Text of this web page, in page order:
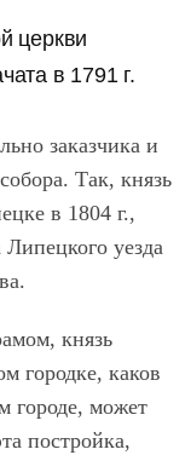
церкви
в 1791 г.
заказчика и
Так, князь
в 1804 г.,
уезда
князь
городке, каков
городе, может
постройка,